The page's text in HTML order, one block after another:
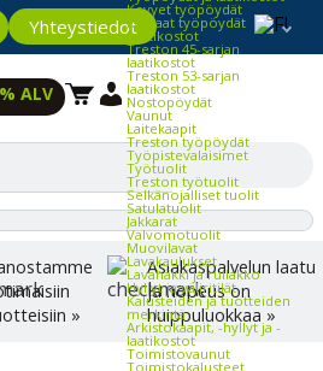
Yhteystiedot
Kevyet työpöydät
Raskaat työpöydät
Laatikostot
Treston 45-sarjan
laatikostot
Treston 53-sarjan
laatikostot
Nostopöydät
Vaunut
Laitekaapit
Treston työpöydät
Työpistevalaisimet
Työtuolit
Treston työtuolit
Selkänojalliset tuolit
Satulatuolit
Jakkarat
Valvomotuolit
Muovilavat
Lavakaulukset
Lavahäkki ja rullakko
Hyllyt ja väliritilät
Kalusteiden ja tuotteiden
merkintä
Arkistokaapit, -hyllyt ja -
laatikostot
Toimistovaunut
Toimistokalusteet
ALV
»
Asiakaspalvelun laatu
ja nopeus on
huippuluokkaa »